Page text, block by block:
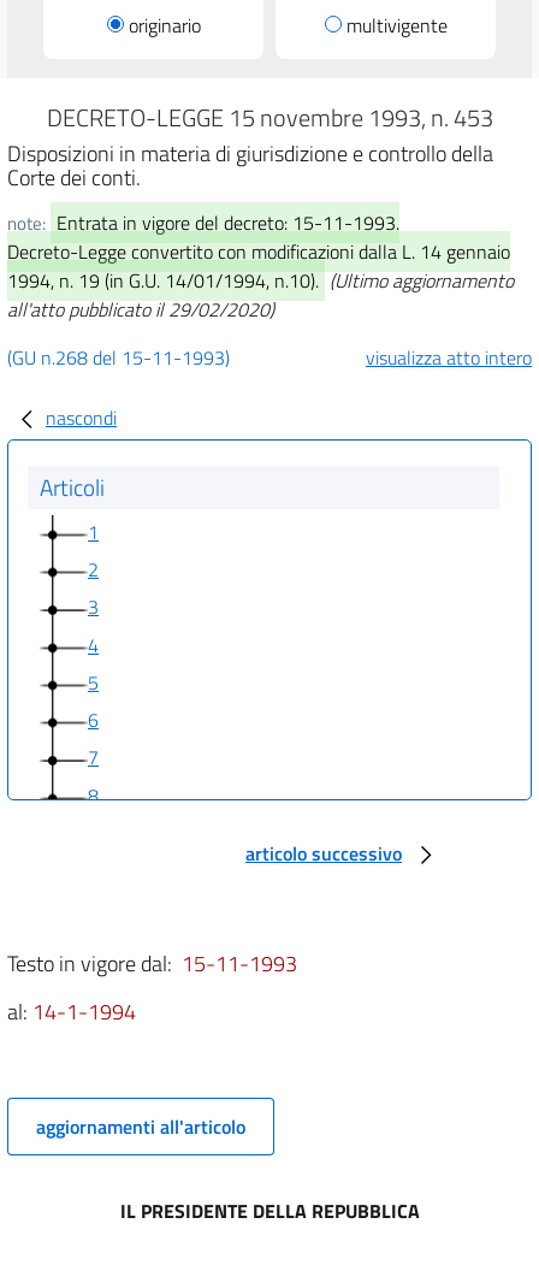
originario multivigente
DECRETO-LEGGE 15 novembre 1993, n. 453
Disposizioni in materia di giurisdizione e controllo della
Corte dei conti.
note: Entrata in vigore del decreto: 15-11-1993.
Decreto-Legge convertito con modificazioni dalla L. 14 gennaio
1994, n. 19 (in G.U. 14/01/1994, n.10). (Ultimo aggiornamento
all'atto pubblicato il 29/02/2020)
(GU n.268 del 15-11-1993)
visualizza atto intero
nascondi
Articoli
1
2
3
4
5
6
7
8
articolo successivo
Testo in vigore dal: 15-11-1993
al: 14-1-1994
aggiornamenti all'articolo
IL PRESIDENTE DELLA REPUBBLICA